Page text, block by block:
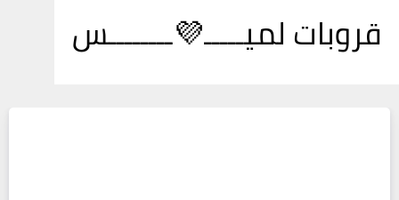
قروبات لميـــــ💜ــــــــس